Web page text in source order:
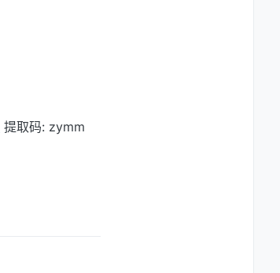
提取码: zymm